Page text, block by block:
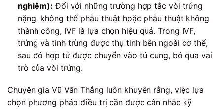
nghiệm): Đối với những trường hợp tắc vòi trứng
nặng, không thể phẫu thuật hoặc phẫu thuật không
thành công, IVF là lựa chọn hiệu quả. Trong IVF,
trứng và tinh trùng được thụ tinh bên ngoài cơ thể,
sau đó hợp tử được chuyển vào tử cung, bỏ qua vai
trò của vòi trứng.
Chuyên gia Vũ Văn Thắng luôn khuyên rằng, việc lựa
chọn phương pháp điều trị cần được cân nhắc kỹ